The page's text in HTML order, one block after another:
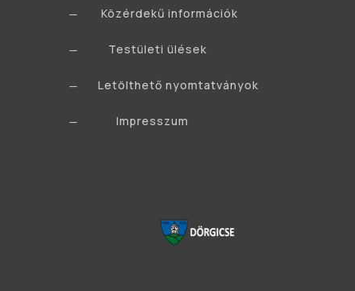
K Közérdekű információk
K Testületi ülések
K Letölthető nyomtatványok
K Impresszum